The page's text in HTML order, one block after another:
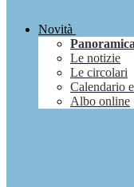
Novità
Panoramica
Le notizie
Le circolari
Calendario
Albo online